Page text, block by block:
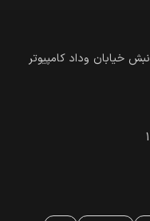
خیابان وداد کامپیوتر